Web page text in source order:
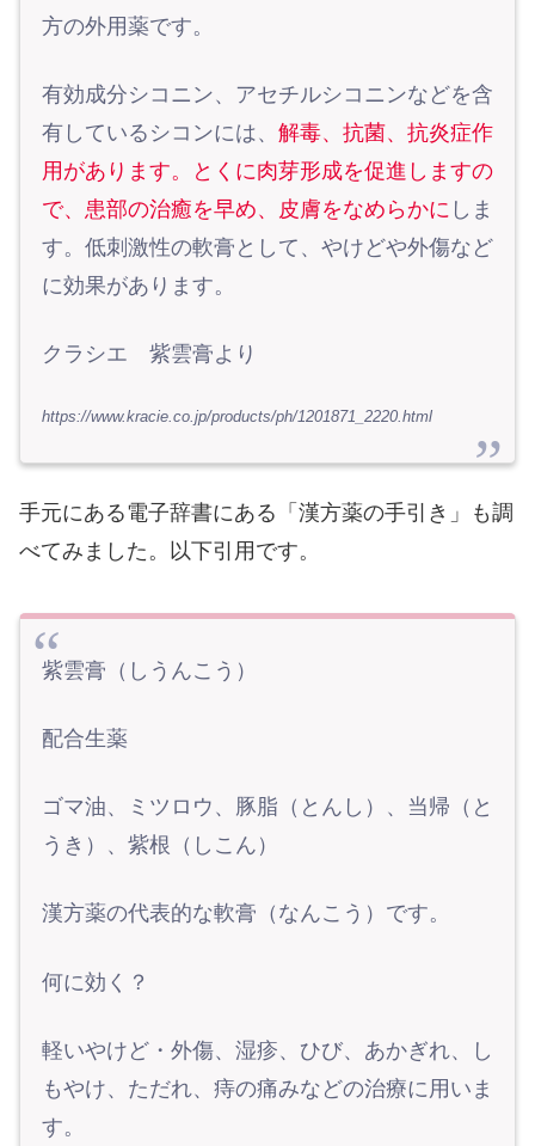
方の外用薬です。
有効成分シコニン、アセチルシコニンなどを含
有しているシコンには、 解毒、抗菌、抗炎症作
用があります。とくに肉芽形成を促進しますの
で、患部の治癒を早め、皮膚をなめらかに しま
す。低刺激性の軟膏として、やけどや外傷など
に効果があります。
クラシエ 紫雲膏より
https://www.kracie.co.jp/products/ph/1201871_2220.html
手元にある電子辞書にある「漢方薬の手引き」も調
べてみました。以下引用です。
紫雲膏（しうんこう）
配合生薬
ゴマ油、ミツロウ、豚脂（とんし）、当帰（と
うき）、紫根（しこん）
漢方薬の代表的な軟膏（なんこう）です。
何に効く？
軽いやけど・外傷、湿疹、ひび、あかぎれ、し
もやけ、ただれ、痔の痛みなどの治療に用いま
す。